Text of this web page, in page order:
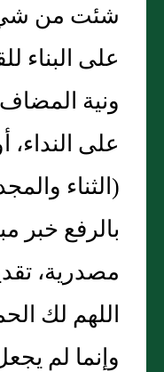
شئت من
على البناء
ونية
على
(الثناء
بالرفع خبر
مصدرية،
اللهم لك
وإنما لم